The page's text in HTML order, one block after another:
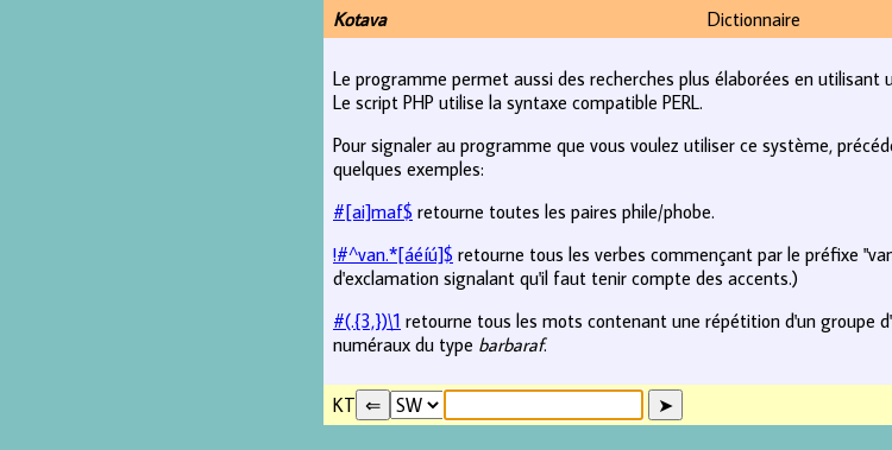
Kotava Dictionnaire
Le programme permet aussi des recherches plus élaborées en utilisant
Le script PHP utilise la syntaxe compatible PERL.
Pour signaler au programme que vous voulez utiliser ce système,
quelques exemples:
#[ai]maf$ retourne toutes les paires phile/phobe.
!#^van.*[áéíú]$ retourne tous les verbes commençant par le préfixe
d'exclamation signalant qu'il faut tenir compte des accents.)
#(.{3,})\1 retourne tous les mots contenant une répétition d'un groupe
numéraux du type barbaraf.
KT